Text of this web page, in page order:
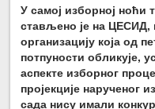
У самој изборној ноћи
стављено је на ЦЕСИД,
организацију која од
потпуности обликује,
аспекте изборног
пројекције нарученог
сада нису имали